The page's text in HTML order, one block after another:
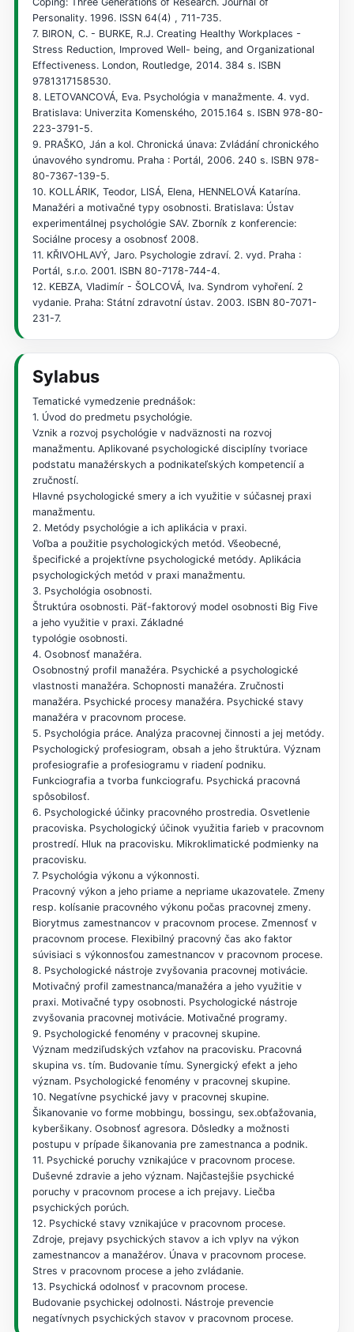
Personality. 1996. ISSN 64(4) , 711-735.
7. BIRON, C. - BURKE, R.J. Creating Healthy Workplaces -
Stress Reduction, Improved Well- being, and Organizational
Effectiveness. London, Routledge, 2014. 384 s. ISBN
9781317158530.
8. LETOVANCOVÁ, Eva. Psychológia v manažmente. 4. vyd.
Bratislava: Univerzita Komenského, 2015.164 s. ISBN 978-80-
223-3791-5.
9. PRAŠKO, Ján a kol. Chronická únava: Zvládání chronického
únavového syndromu. Praha : Portál, 2006. 240 s. ISBN 978-
80-7367-139-5.
10. KOLLÁRIK, Teodor, LISÁ, Elena, HENNELOVÁ Katarína.
Manažéri a motivačné typy osobnosti. Bratislava: Ústav
experimentálnej psychológie SAV. Zborník z konferencie:
Sociálne procesy a osobnosť 2008.
11. KŘIVOHLAVÝ, Jaro. Psychologie zdraví. 2. vyd. Praha :
Portál, s.r.o. 2001. ISBN 80-7178-744-4.
12. KEBZA, Vladimír - ŠOLCOVÁ, Iva. Syndrom vyhoření. 2
vydanie. Praha: Státní zdravotní ústav. 2003. ISBN 80-7071-
231-7.
Sylabus
Tematické vymedzenie prednášok:
1. Úvod do predmetu psychológie.
Vznik a rozvoj psychológie v nadväznosti na rozvoj
manažmentu. Aplikované psychologické disciplíny tvoriace
podstatu manažérskych a podnikateľských kompetencií a
zručností.
Hlavné psychologické smery a ich využitie v súčasnej praxi
manažmentu.
2. Metódy psychológie a ich aplikácia v praxi.
Voľba a použitie psychologických metód. Všeobecné,
špecifické a projektívne psychologické metódy. Aplikácia
psychologických metód v praxi manažmentu.
3. Psychológia osobnosti.
Štruktúra osobnosti. Päť-faktorový model osobnosti Big Five
a jeho využitie v praxi. Základné
typológie osobnosti.
4. Osobnosť manažéra.
Osobnostný profil manažéra. Psychické a psychologické
vlastnosti manažéra. Schopnosti manažéra. Zručnosti
manažéra. Psychické procesy manažéra. Psychické stavy
manažéra v pracovnom procese.
5. Psychológia práce. Analýza pracovnej činnosti a jej metódy.
Psychologický profesiogram, obsah a jeho štruktúra. Význam
profesiografie a profesiogramu v riadení podniku.
Funkciografia a tvorba funkciografu. Psychická pracovná
spôsobilosť.
6. Psychologické účinky pracovného prostredia. Osvetlenie
pracoviska. Psychologický účinok využitia farieb v pracovnom
prostredí. Hluk na pracovisku. Mikroklimatické podmienky na
pracovisku.
7. Psychológia výkonu a výkonnosti.
Pracovný výkon a jeho priame a nepriame ukazovatele. Zmeny
resp. kolísanie pracovného výkonu počas pracovnej zmeny.
Biorytmus zamestnancov v pracovnom procese. Zmennosť v
pracovnom procese. Flexibilný pracovný čas ako faktor
súvisiaci s výkonnosťou zamestnancov v pracovnom procese.
8. Psychologické nástroje zvyšovania pracovnej motivácie.
Motivačný profil zamestnanca/manažéra a jeho využitie v
praxi. Motivačné typy osobnosti. Psychologické nástroje
zvyšovania pracovnej motivácie. Motivačné programy.
9. Psychologické fenomény v pracovnej skupine.
Význam medziľudských vzťahov na pracovisku. Pracovná
skupina vs. tím. Budovanie tímu. Synergický efekt a jeho
význam. Psychologické fenomény v pracovnej skupine.
10. Negatívne psychické javy v pracovnej skupine.
Šikanovanie vo forme mobbingu, bossingu, sex.obťažovania,
kyberšikany. Osobnosť agresora. Dôsledky a možnosti
postupu v prípade šikanovania pre zamestnanca a podnik.
11. Psychické poruchy vznikajúce v pracovnom procese.
Duševné zdravie a jeho význam. Najčastejšie psychické
poruchy v pracovnom procese a ich prejavy. Liečba
psychických porúch.
12. Psychické stavy vznikajúce v pracovnom procese.
Zdroje, prejavy psychických stavov a ich vplyv na výkon
zamestnancov a manažérov. Únava v pracovnom procese.
Stres v pracovnom procese a jeho zvládanie.
13. Psychická odolnosť v pracovnom procese.
Budovanie psychickej odolnosti. Nástroje prevencie
negatívnych psychických stavov v pracovnom procese.